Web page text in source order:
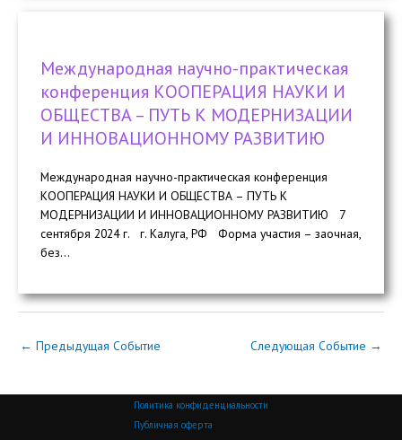
Международная научно-практическая
конференция КООПЕРАЦИЯ НАУКИ И
ОБЩЕСТВА – ПУТЬ К МОДЕРНИЗАЦИИ
И ИННОВАЦИОННОМУ РАЗВИТИЮ
Международная научно-практическая конференция
КООПЕРАЦИЯ НАУКИ И ОБЩЕСТВА – ПУТЬ К
МОДЕРНИЗАЦИИ И ИННОВАЦИОННОМУ РАЗВИТИЮ 7
сентября 2024 г. г. Калуга, РФ Форма участия – заочная,
без...
← Предыдущая Событие Следующая Событие →
Политика конфиденциальности
Публичная оферта